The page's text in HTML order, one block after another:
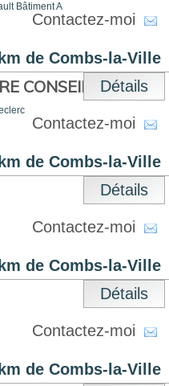
Bâtiment A
de Combs-la-Ville
Contactez-moi
CONSEILS
de Combs-la-Ville
Détails
Contactez-moi
de Combs-la-Ville
Détails
Contactez-moi
de Combs-la-Ville
Détails
Contactez-moi